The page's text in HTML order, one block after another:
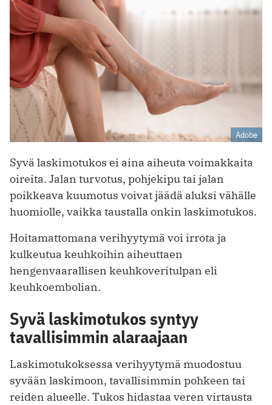
Adobe
Syvä laskimotukos ei aina aiheuta voimakkaita
oireita. Jalan turvotus, pohjekipu tai jalan
poikkeava kuumotus voivat jäädä aluksi vähälle
huomiolle, vaikka taustalla onkin laskimotukos.
Hoitamattomana verihyytymä voi irrota ja
kulkeutua keuhkoihin aiheuttaen
hengenvaarallisen keuhkoveritulpan eli
keuhkoembolian.
Syvä laskimotukos syntyy
tavallisimmin alaraajaan
Laskimotukoksessa verihyytymä muodostuu
syvään laskimoon, tavallisimmin pohkeen tai
reiden alueelle. Tukos hidastaa veren virtausta